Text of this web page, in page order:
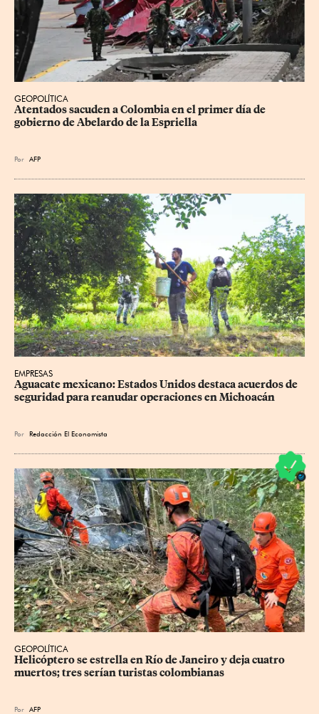
GEOPOLÍTICA
Atentados sacuden a Colombia en el primer día de
gobierno de Abelardo de la Espriella
Por AFP
EMPRESAS
Aguacate mexicano: Estados Unidos destaca acuerdos de
seguridad para reanudar operaciones en Michoacán
Por Redacción El Economista
GEOPOLÍTICA
Helicóptero se estrella en Río de Janeiro y deja cuatro
muertos; tres serían turistas colombianas
Por AFP